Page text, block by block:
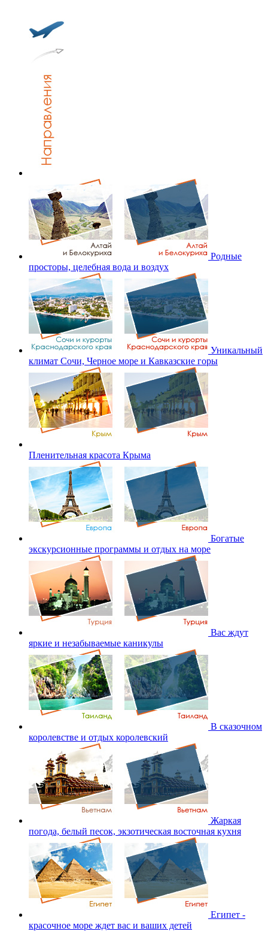
Родные
просторы, целебная вода и воздух
Уникальный
климат Сочи, Черное море и Кавказские горы
Пленительная красота Крыма
Богатые
экскурсионные программы и отдых на море
Вас ждут
яркие и незабываемые каникулы
В сказочном
королевстве и отдых королевский
Жаркая
погода, белый песок, экзотическая восточная кухня
Египет -
красочное море ждет вас и ваших детей